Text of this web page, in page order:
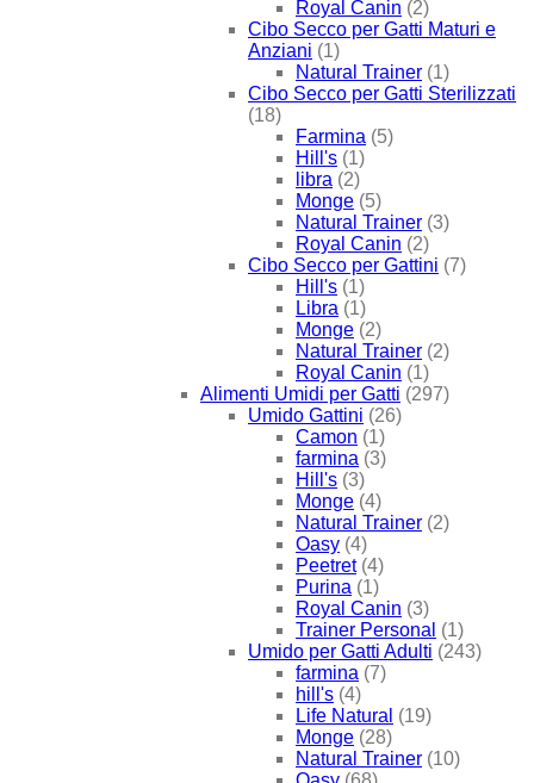
Royal Canin (2)
Cibo Secco per Gatti Maturi e
Anziani (1)
Natural Trainer (1)
Cibo Secco per Gatti Sterilizzati
(18)
Farmina (5)
Hill's (1)
libra (2)
Monge (5)
Natural Trainer (3)
Royal Canin (2)
Cibo Secco per Gattini (7)
Hill's (1)
Libra (1)
Monge (2)
Natural Trainer (2)
Royal Canin (1)
Alimenti Umidi per Gatti (297)
Umido Gattini (26)
Camon (1)
farmina (3)
Hill's (3)
Monge (4)
Natural Trainer (2)
Oasy (4)
Peetret (4)
Purina (1)
Royal Canin (3)
Trainer Personal (1)
Umido per Gatti Adulti (243)
farmina (7)
hill's (4)
Life Natural (19)
Monge (28)
Natural Trainer (10)